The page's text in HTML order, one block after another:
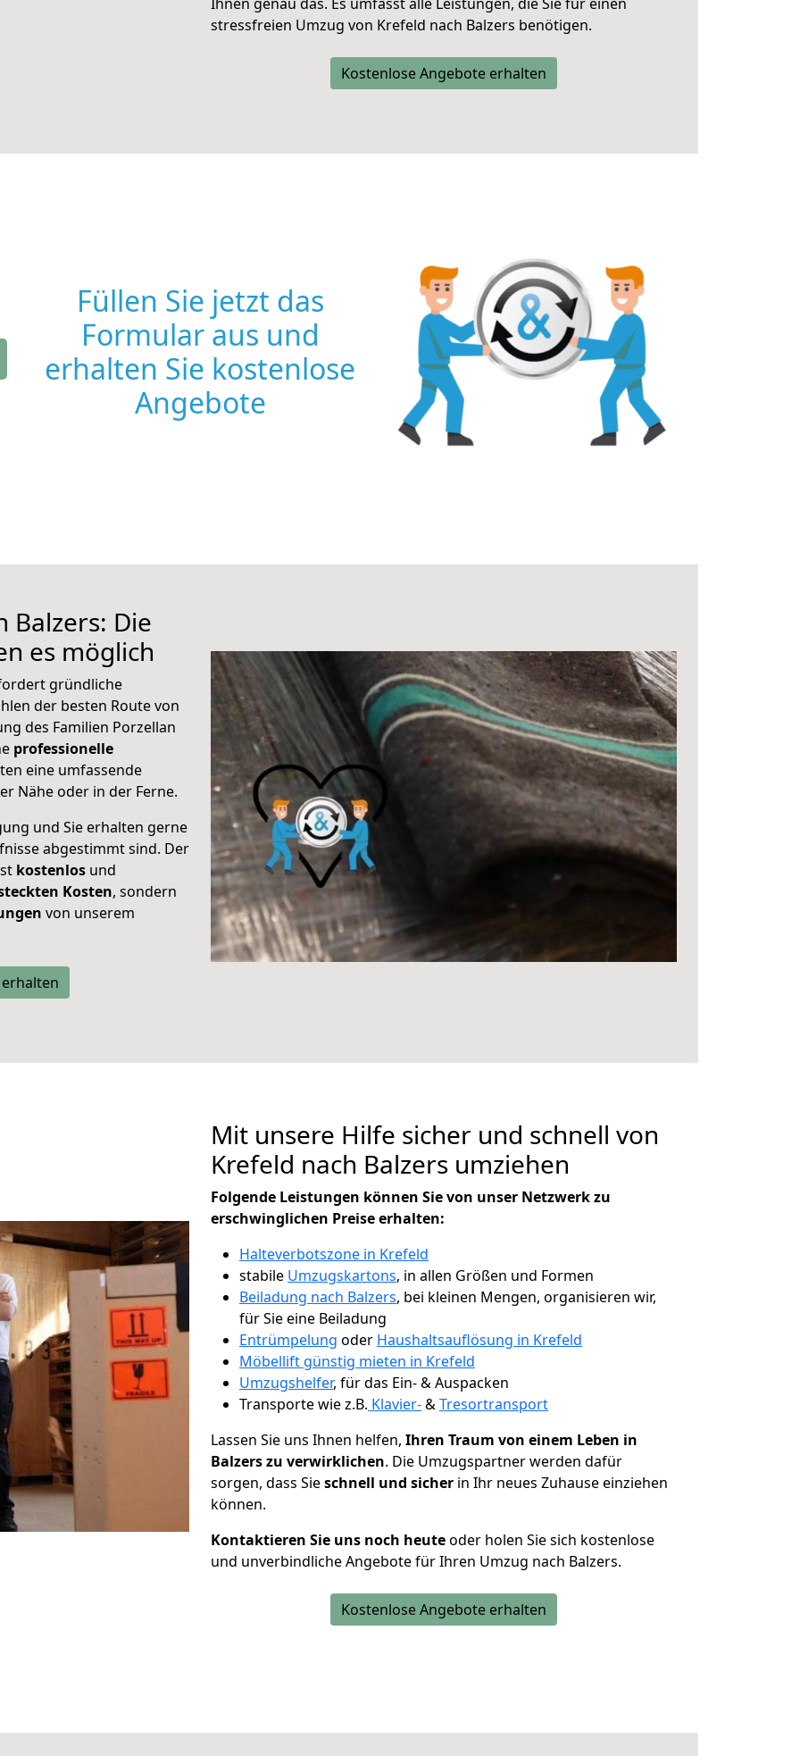
stressfreien Umzug von Krefeld nach Balzers benötigen.
Kostenlose Angebote erhalten
Füllen Sie jetzt das
Formular aus und
erhalten Sie kostenlose
Angebote
Balzers: Die
es möglich
gründliche
der besten Route von
des Familien Porzellan
professionelle
eine umfassende
Nähe oder in der Ferne.
und Sie erhalten gerne
abgestimmt sind. Der
kostenlos und
Kosten, sondern
von unserem
Mit unsere Hilfe sicher und schnell von
Krefeld nach Balzers umziehen
Folgende Leistungen können Sie von unser Netzwerk zu
erschwinglichen Preise erhalten:
Halteverbotszone in Krefeld
stabile Umzugskartons, in allen Größen und Formen
Beiladung nach Balzers, bei kleinen Mengen, organisieren wir,
für Sie eine Beiladung
Entrümpelung oder Haushaltsauflösung in Krefeld
Möbellift günstig mieten in Krefeld
Umzugshelfer, für das Ein- & Auspacken
Transporte wie z.B. Klavier-&Tresortransport
Lassen Sie uns Ihnen helfen, Ihren Traum von einem Leben in
Balzers zu verwirklichen. Die Umzugspartner werden dafür
sorgen, dass Sieschnell und sicher in Ihr neues Zuhause einziehen
können.
Kontaktieren Sie uns noch heuteoder holen Sie sich kostenlose
und unverbindliche Angebote für Ihren Umzug nach Balzers.
Kostenlose Angebote erhalten